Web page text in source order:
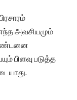
அவசியமும்
பிளவு படுத்த